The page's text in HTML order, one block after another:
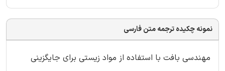
نمونه چکیده ترجمه متن فارسی
مهندسی بافت با استفاده از مواد زیستی برای جایگزینی